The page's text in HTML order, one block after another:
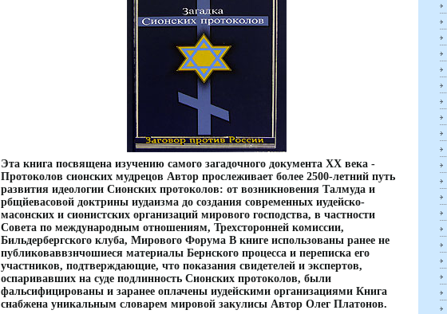
Эта книга посвящена изучению самого загадочного документа XX века -
Протоколов сионских мудрецов Автор прослеживает более 2500-летний путь
развития идеологии Сионских протоколов: от возникновения Талмуда и
рбщйевасовой доктрины иудаизма до создания современных иудейско-
масонских и сионистских организаций мирового господства, в частности
Совета по международным отношениям, Трехсторонней комиссии,
Бильдербергского клуба, Мирового Форума В книге использованы ранее не
публиковаввзнчошиеся материалы Бернского процесса и переписка его
участников, подтверждающие, что показания свидетелей и экспертов,
оспаривавших на суде подлинность Сионских протоколов, были
фальсифицированы и заранее оплачены иудейскими организациями Книга
снабжена уникальным словарем мировой закулисы Автор Олег Платонов.